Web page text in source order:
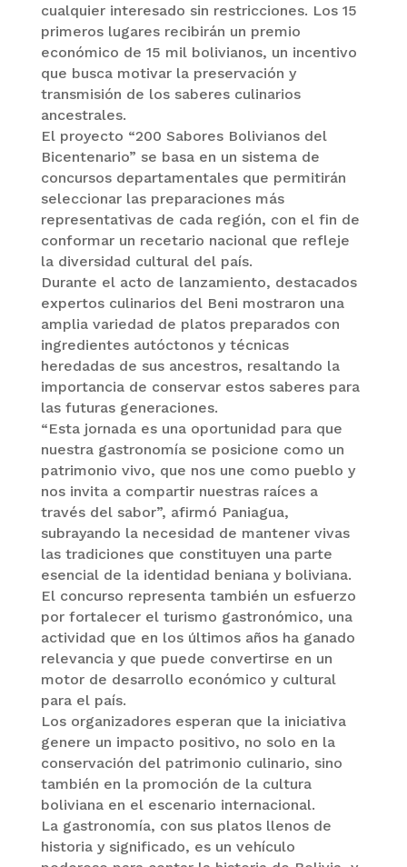
cualquier interesado sin restricciones. Los 15
primeros lugares recibirán un premio
económico de 15 mil bolivianos, un incentivo
que busca motivar la preservación y
transmisión de los saberes culinarios
ancestrales.
El proyecto “200 Sabores Bolivianos del
Bicentenario” se basa en un sistema de
concursos departamentales que permitirán
seleccionar las preparaciones más
representativas de cada región, con el fin de
conformar un recetario nacional que refleje
la diversidad cultural del país.
Durante el acto de lanzamiento, destacados
expertos culinarios del Beni mostraron una
amplia variedad de platos preparados con
ingredientes autóctonos y técnicas
heredadas de sus ancestros, resaltando la
importancia de conservar estos saberes para
las futuras generaciones.
“Esta jornada es una oportunidad para que
nuestra gastronomía se posicione como un
patrimonio vivo, que nos une como pueblo y
nos invita a compartir nuestras raíces a
través del sabor”, afirmó Paniagua,
subrayando la necesidad de mantener vivas
las tradiciones que constituyen una parte
esencial de la identidad beniana y boliviana.
El concurso representa también un esfuerzo
por fortalecer el turismo gastronómico, una
actividad que en los últimos años ha ganado
relevancia y que puede convertirse en un
motor de desarrollo económico y cultural
para el país.
Los organizadores esperan que la iniciativa
genere un impacto positivo, no solo en la
conservación del patrimonio culinario, sino
también en la promoción de la cultura
boliviana en el escenario internacional.
La gastronomía, con sus platos llenos de
historia y significado, es un vehículo